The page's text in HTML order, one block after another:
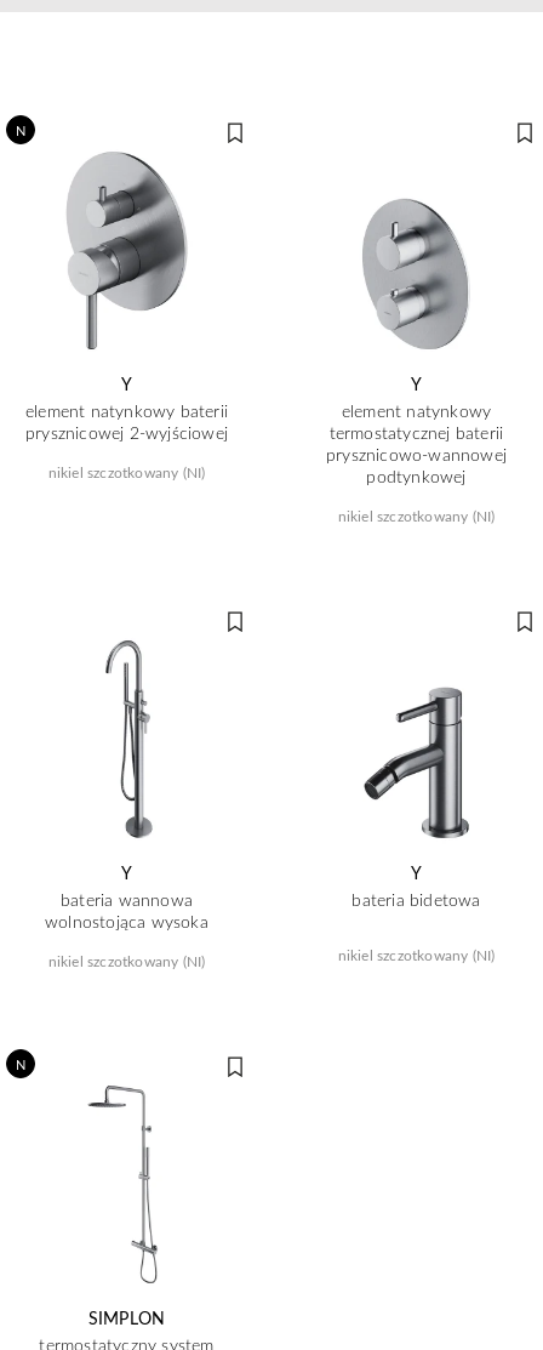
N
Y
element natynkowy baterii
prysznicowej 2-wyjściowej
nikiel szczotkowany (NI)
Y
element natynkowy
termostatycznej baterii
prysznicowo-wannowej
podtynkowej
nikiel szczotkowany (NI)
Y
bateria wannowa
wolnostojąca wysoka
nikiel szczotkowany (NI)
Y
bateria bidetowa
nikiel szczotkowany (NI)
N
SIMPLON
termostatyczny system